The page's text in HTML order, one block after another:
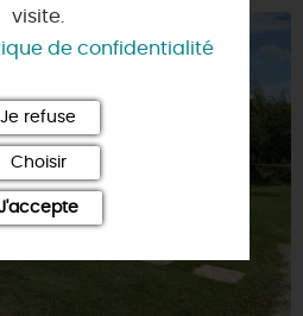
visite.
de confidentialité
Je refuse
Choisir